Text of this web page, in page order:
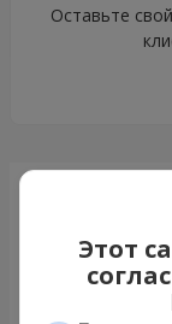
Оставьте
Этот